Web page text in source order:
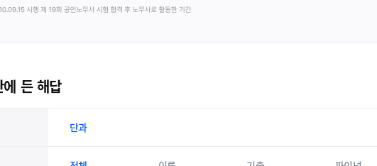
든 해답
단과